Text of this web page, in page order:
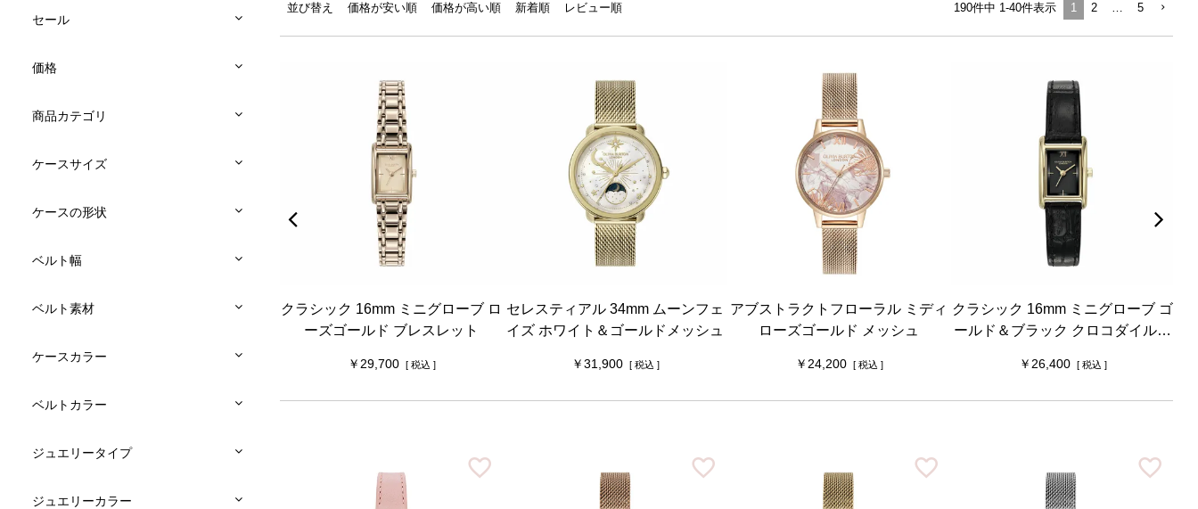
セール
価格
商品カテゴリ
ケースサイズ
ケースの形状
ベルト幅
ベルト素材
ケースカラー
ベルトカラー
ジュエリータイプ
ジュエリーカラー
並び替え 価格が安い順 価格が高い順 新着順 レビュー順 190件中 1-40件表示 1 2 … 5
ール ラ シグネチャー 30mm アジュール ブ
クラシック 16mm ミニグローブ ロ
ーズゴールド ブレスレット
29,700
セレスティアル 34mm ムーンフェ
イズ ホワイト＆ゴールドメッシュ
31,900
アブストラクトフローラル ミディ
ローズゴールド メッシュ
24,200
クラシック 16mm ミニグローブ ゴ
ールド＆ブラック クロコダイルレ
26,400